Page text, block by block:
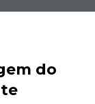
do